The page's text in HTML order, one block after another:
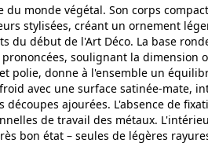
du monde végétal. Son corps
stylisées, créant un ornement
du début de l'Art Déco. La base
soulignant la dimension
polie, donne à l'ensemble un
avec une surface satinée-mate,
découpes ajourées. L'absence de
de travail des métaux.
bon état – seules de légères